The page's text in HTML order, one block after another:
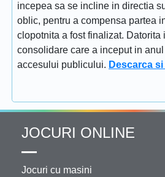
incepea sa se incline in directia
oblic, pentru a compensa partea
clopotnita a fost finalizat.
consolidare care a inceput in
accesului publicului. Descarca
JOCURI ONLINE
Jocuri cu masini